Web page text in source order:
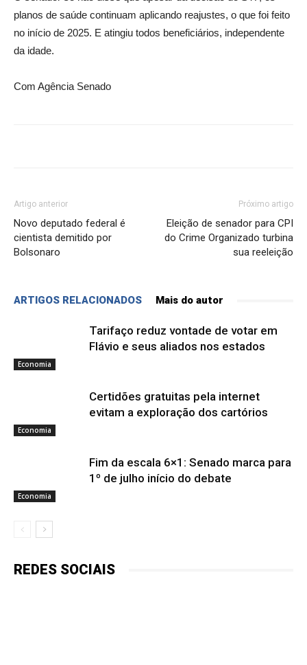
planos de saúde continuam aplicando reajustes, o que foi feito
no início de 2025. E atingiu todos beneficiários, independente
da idade.
Com Agência Senado
Artigo anterior
Novo deputado federal é
cientista demitido por
Bolsonaro
Próximo artigo
Eleição de senador para CPI
do Crime Organizado turbina
sua reeleição
ARTIGOS RELACIONADOS Mais do autor
Economia
Tarifaço reduz vontade de votar em
Flávio e seus aliados nos estados
Economia
Certidões gratuitas pela internet
evitam a exploração dos cartórios
Economia
Fim da escala 6×1: Senado marca para
1º de julho início do debate
REDES SOCIAIS